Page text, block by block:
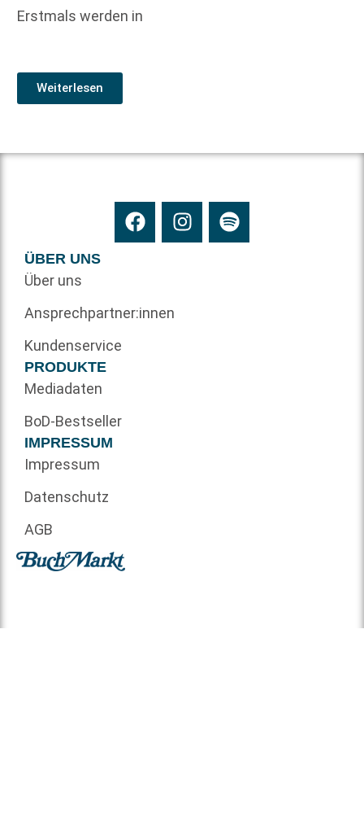
Erstmals werden in
Weiterlesen
ÜBER UNS
Über uns
Ansprechpartner:innen
Kundenservice
PRODUKTE
Mediadaten
BoD-Bestseller
IMPRESSUM
Impressum
Datenschutz
AGB